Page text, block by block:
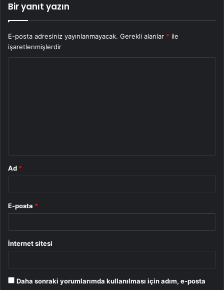
Bir yanıt yazın
E-posta adresiniz yayınlanmayacak. Gerekli alanlar * ile
işaretlenmişlerdir
Ad *
E-posta *
İnternet sitesi
Daha sonraki yorumlarımda kullanılması için adım, e-posta